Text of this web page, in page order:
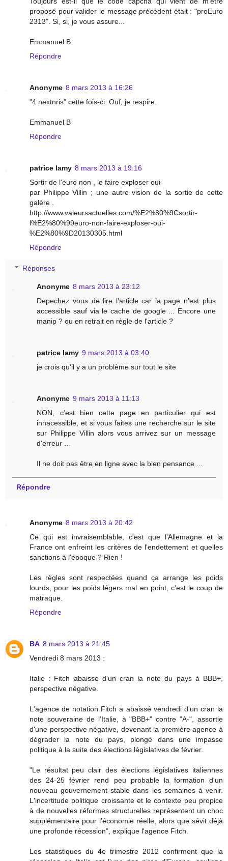
proposé pour valider le message précédent était : "proEuro
2313". Si, si, je vous assure...
Emmanuel B
Répondre
Anonyme 8 mars 2013 à 16:26
"4 nextnris" cette fois-ci. Ouf, je respire.
Emmanuel B
Répondre
patrice lamy 8 mars 2013 à 19:16
Sortir de l'euro non , le faire exploser oui
par Philippe Villin ; une autre vision de la sortie de cette
galère .
http://www.valeursactuelles.com/%E2%80%9Csortir-
l%E2%80%99euro-non-faire-exploser-oui-
%E2%80%9D20130305.html
Répondre
Réponses
Anonyme 8 mars 2013 à 23:12
Depechez vous de lire l'article car la page n'est plus
accessible sauf via le cache de google ... Encore une
manip ? ou en retrait en règle de l'article ?
patrice lamy 9 mars 2013 à 03:40
je crois qu'il y a un problème sur tout le site
Anonyme 9 mars 2013 à 11:13
NON, c'est bien cette page en particulier qui est
innacessible, et si vous faites une recherche sur le site
sur Philippe Villin alors vous arrivez sur un message
d'erreur ...
Il ne doit pas être en ligne avec la bien pensance ...
Répondre
Anonyme 8 mars 2013 à 20:42
Ce qui est invraisemblable, c'est que l'Allemagne et la
France ont enfreint les critères de l'endettement et quelles
sanctions à l'époque ? Rien !
Les règles sont respectées quand ça arrange les poids
lourds, pour les poids légers mal en point, c'est le coup de
matraque.
Répondre
BA 8 mars 2013 à 21:45
Vendredi 8 mars 2013 :
Italie : Fitch abaisse d'un cran la note du pays à BBB+,
perspective négative.
L'agence de notation Fitch a abaissé vendredi d'un cran la
note souveraine de l'Italie, à "BBB+" contre "A-", assortie
d'une perspective négative, devenant la première agence à
dégrader la note du pays, plongé dans une impasse
politique à la suite des élections législatives de février.
"Le résultat peu clair des élections législatives italiennes
des 24-25 février rend peu probable la formation d'un
nouveau gouvernement stable dans les semaines à venir.
L'incertitude politique croissante et le contexte peu propice
à de nouvelles réformes structurelles représentent un choc
supplémentaire pour l'économie réelle, alors que sévit déjà
une profonde récession", explique l'agence Fitch.
Les statistiques du 4e trimestre 2012 confirment que la